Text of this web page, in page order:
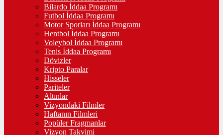
Bilardo İddaa Programı
Futbol İddaa Programı
Motor Sporları İddaa Programı
Hentbol İddaa Programı
Voleybol İddaa Programı
Tenis İddaa Programı
Dövizler
Kripto Paralar
Hisseler
Pariteler
Altınlar
Vizyondaki Filmler
Haftanın Filmleri
Popüler Fragmanlar
Vizyon Takvimi